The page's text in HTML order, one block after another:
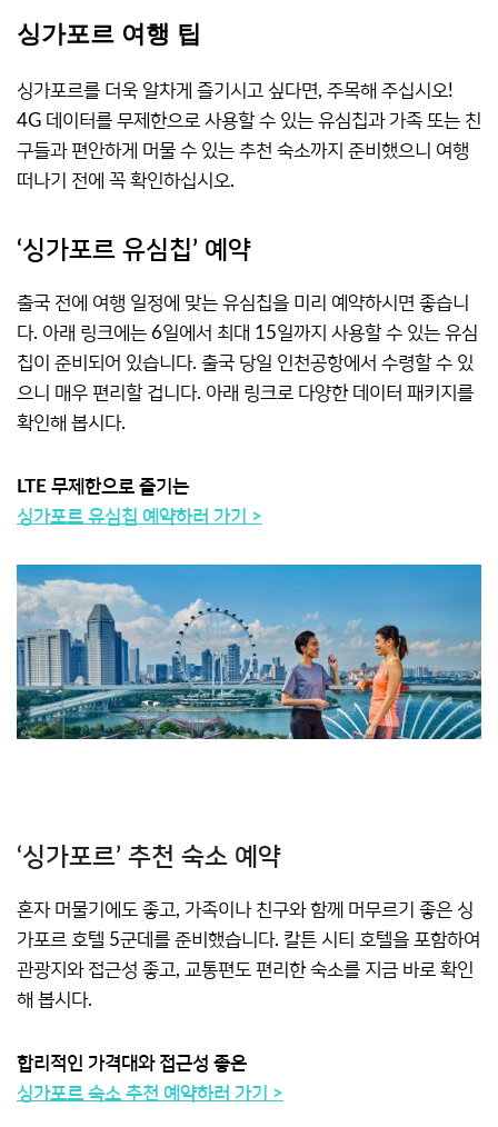
싱가포르 여행 팁
싱가포르를 더욱 알차게 즐기시고 싶다면, 주목해 주십시오!
4G 데이터를 무제한으로 사용할 수 있는 유심칩과 가족 또는 친
구들과 편안하게 머물 수 있는 추천 숙소까지 준비했으니 여행
떠나기 전에 꼭 확인하십시오.
‘싱가포르 유심칩’ 예약
출국 전에 여행 일정에 맞는 유심칩을 미리 예약하시면 좋습니
다. 아래 링크에는 6일에서 최대 15일까지 사용할 수 있는 유심
칩이 준비되어 있습니다. 출국 당일 인천공항에서 수령할 수 있
으니 매우 편리할 겁니다. 아래 링크로 다양한 데이터 패키지를
확인해 봅시다.
LTE 무제한으로 즐기는
싱가포르 유심칩 예약하러 가기 >
‘싱가포르’ 추천 숙소 예약
혼자 머물기에도 좋고, 가족이나 친구와 함께 머무르기 좋은 싱
가포르 호텔 5군데를 준비했습니다. 칼튼 시티 호텔을 포함하여
관광지와 접근성 좋고, 교통편도 편리한 숙소를 지금 바로 확인
해 봅시다.
합리적인 가격대와 접근성 좋은
싱가포르 숙소 추천 예약하러 가기 >